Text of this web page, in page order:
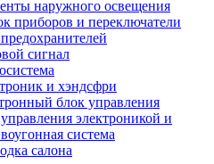
наружного освещения
приборов и переключатели
сигнал
и хэндсфри
блок управления
электроникой и
система
салона